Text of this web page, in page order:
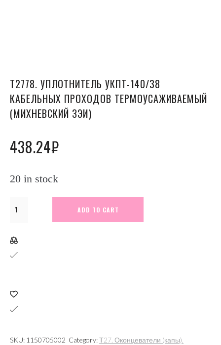
Т2778. УПЛОТНИТЕЛЬ УКПТ-140/38
КАБЕЛЬНЫХ ПРОХОДОВ ТЕРМОУСАЖИВАЕМЫЙ
(МИХНЕВСКИЙ ЗЭИ)
438.24₽
20 in stock
Т2778.
Уплотнитель
УКПТ-140/38
(Михневский
ЗЭИ)
ADD TO CART
SKU: 1150705002 Category:Т27. Оконцеватели (капы).